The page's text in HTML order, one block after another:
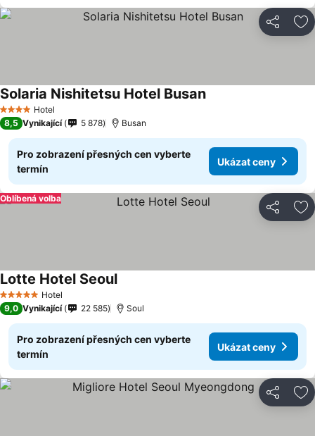
Sdílet
4 Počet hvězdiček
Hotel
Solaria Nishitetsu Hotel Busan
8,5 Vynikající 5 878 Busan
Pro zobrazení přesných cen vyberte
termín
Ukázat ceny
Sdílet
Oblíbená volba
5 Počet hvězdiček
Hotel
Lotte Hotel Seoul
9,0 Vynikající 22 585 Soul
Pro zobrazení přesných cen vyberte
termín
Ukázat ceny
Sdílet